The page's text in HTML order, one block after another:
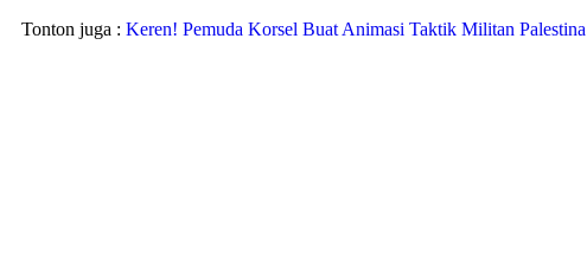
Tonton juga : Keren! Pemuda Korsel Buat Animasi Taktik Militan Palestina